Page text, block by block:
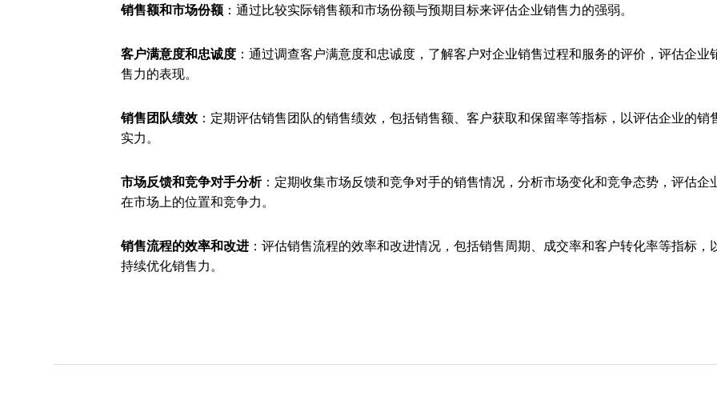
销售额和市场份额 ：通过比较实际销售额和市场份额与预期目标来评估企业销售力的强弱。
客户满意度和忠诚度 ：通过调查客户满意度和忠诚度，了解客户对企业销售过程和服务的评价，评估企业
售力的表现。
销售团队绩效 ：定期评估销售团队的销售绩效，包括销售额、客户获取和保留率等指标，以评估企业的销
实力。
市场反馈和竞争对手分析：定期收集市场反馈和竞争对手的销售情况，分析市场变化和竞争态势，评估企
在市场上的位置和竞争力。
销售流程的效率和改进 ：评估销售流程的效率和改进情况，包括销售周期、成交率和客户转化率等指标，
持续优化销售力。